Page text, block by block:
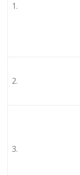
1.
2.
3.